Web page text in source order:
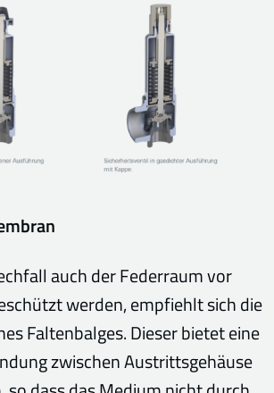
auch der Federraum vor
werden, empfiehlt sich die
Faltenbalges. Dieser bietet eine
zwischen Austrittsgehäuse